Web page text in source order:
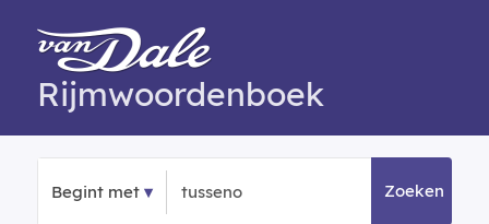
Rijmwoordenboek
Begint met Zoeken